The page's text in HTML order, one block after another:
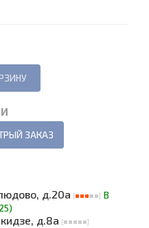
ЗАКАЗ
д.20а
В
д.8а